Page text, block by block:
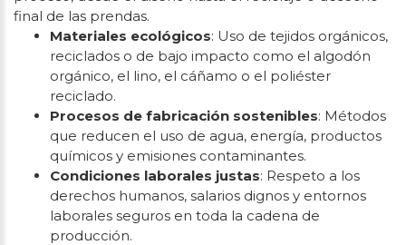
final de las prendas.
Materiales ecológicos: Uso de tejidos orgánicos,
reciclados o de bajo impacto como el algodón
orgánico, el lino, el cáñamo o el poliéster
reciclado.
Procesos de fabricación sostenibles: Métodos
que reducen el uso de agua, energía, productos
químicos y emisiones contaminantes.
Condiciones laborales justas: Respeto a los
derechos humanos, salarios dignos y entornos
laborales seguros en toda la cadena de
producción.